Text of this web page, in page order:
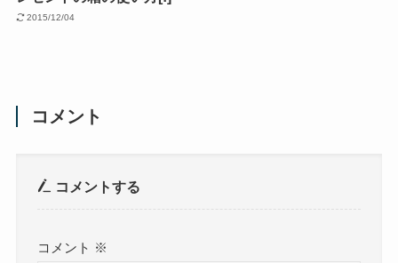
2015/12/04
コメント
コメントする
コメント ※